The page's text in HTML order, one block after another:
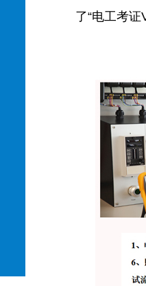
了“电工考证